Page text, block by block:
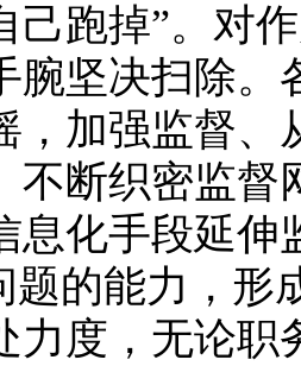
己跑掉”。对
腕坚决扫除。
，加强监督、
不断织密监督
息化手段延
题的能力，形
力度，无论职